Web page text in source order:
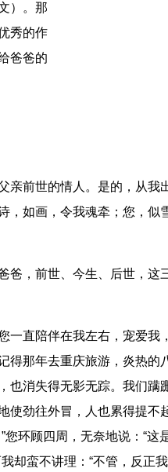
）。那
秀的作
爸爸的
前世的情人。是的，从我
，如画，令我魂牵；您，似
，前世、今生、后世，这
直陪伴在我左右，宠爱我
得那年去重庆旅游，炎热的
也消失得无影无踪。我们蹒
使劲往外冒，人也累得提不
您环顾四周，无奈地说：“这
却蛮不讲理：“不管，反正